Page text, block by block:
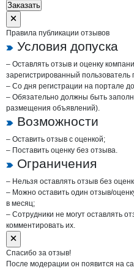
Заказать
Правила публикации отзывов
Условия допуска
– Оставлять отзыв и оценку
зарегистрированный пользователь
– Со дня регистрации на портале
– Обязательно должны быть
размещения объявлений).
Возможности
– Оставить отзыв с оценкой;
– Поставить оценку без отзыва.
Ограничения
– Нельзя оставлять отзыв без
– Можно оставить один отзыв/
в месяц;
– Сотрудники не могут оставлять
комментировать их.
Спасибо за отзыв!
После модерации он появится на